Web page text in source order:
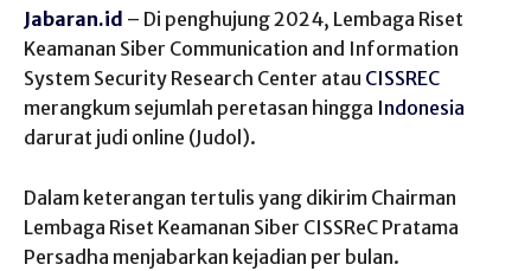
Jabaran.id – Di penghujung 2024, Lembaga Riset
Keamanan Siber Communication and Information
System Security Research Center atau CISSREC
merangkum sejumlah peretasan hingga Indonesia
darurat judi online (Judol).
Dalam keterangan tertulis yang dikirim Chairman
Lembaga Riset Keamanan Siber CISSReC Pratama
Persadha menjabarkan kejadian per bulan.